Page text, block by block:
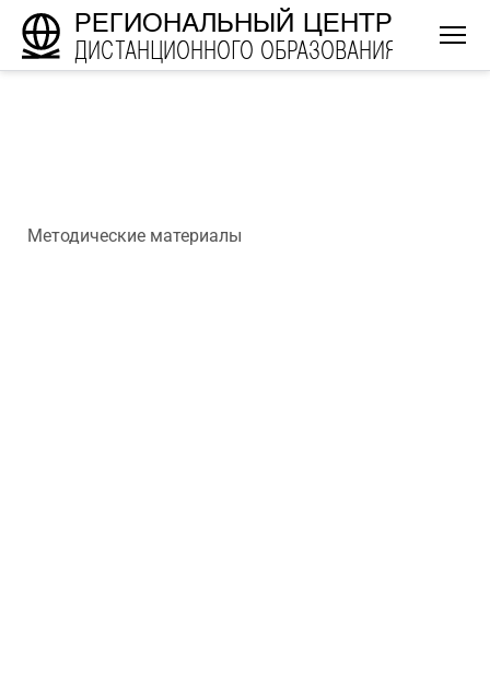
РЕГИОНАЛЬНЫЙ ЦЕНТР
ДИСТАНЦИОННОГО ОБРАЗОВАНИЯ
Методические материалы